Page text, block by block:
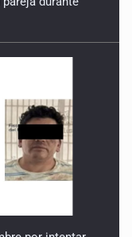
por intentar